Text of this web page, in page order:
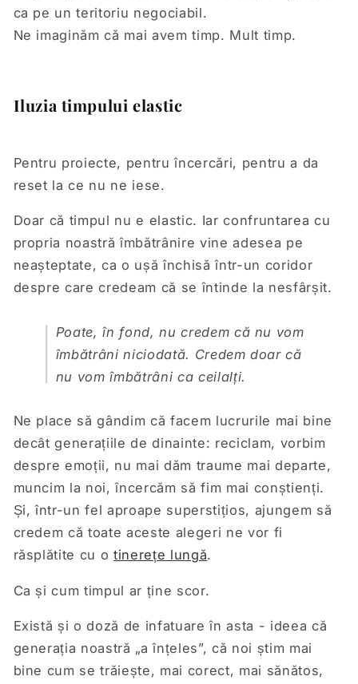
ca pe un teritoriu negociabil.
Ne imaginăm că mai avem timp. Mult timp.
Iluzia timpului elastic
Pentru proiecte, pentru încercări, pentru a da
reset la ce nu ne iese.
Doar că timpul nu e elastic. Iar confruntarea cu
propria noastră îmbătrânire vine adesea pe
neașteptate, ca o ușă închisă într-un coridor
despre care credeam că se întinde la nesfârșit.
Poate, în fond, nu credem că nu vom
îmbătrâni niciodată. Credem doar că
nu vom îmbătrâni ca ceilalți.
Ne place să gândim că facem lucrurile mai bine
decât generațiile de dinainte: reciclam, vorbim
despre emoții, nu mai dăm traume mai departe,
muncim la noi, încercăm să fim mai conștienți.
Și, într-un fel aproape superstițios, ajungem să
credem că toate aceste alegeri ne vor fi
răsplătite cu otinerețe lungă.
Ca și cum timpul ar ține scor.
Există și o doză de infatuare în asta - ideea că
generația noastră „a înțeles”, că noi știm mai
bine cum se trăiește, mai corect, mai sănătos,